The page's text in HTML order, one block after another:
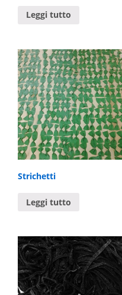
Leggi tutto
Strichetti
Leggi tutto